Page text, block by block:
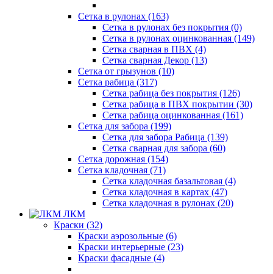
Сетка в рулонах (163)
Сетка в рулонах без покрытия (0)
Сетка в рулонах оцинкованная (149)
Сетка сварная в ПВХ (4)
Сетка сварная Декор (13)
Сетка от грызунов (10)
Сетка рабица (317)
Сетка рабица без покрытия (126)
Сетка рабица в ПВХ покрытии (30)
Сетка рабица оцинкованная (161)
Сетка для забора (199)
Сетка для забора Рабица (139)
Сетка сварная для забора (60)
Сетка дорожная (154)
Сетка кладочная (71)
Сетка кладочная базальтовая (4)
Сетка кладочная в картах (47)
Сетка кладочная в рулонах (20)
ЛКМ
Краски (32)
Краски аэрозольные (6)
Краски интерьерные (23)
Краски фасадные (4)